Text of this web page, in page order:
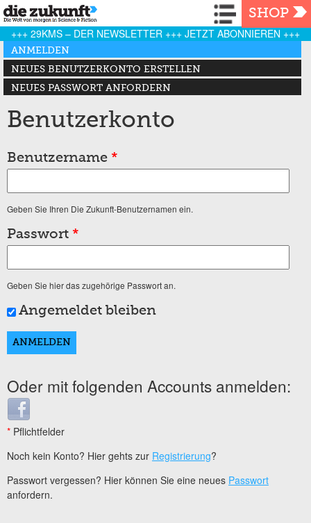
Navigation
SHOP
+++ 29KMS – DER NEWSLETTER +++ JETZT ABONNIEREN +++
Haupt-Reiter
ANMELDEN
(AKTIVER REITER)
NEUES BENUTZERKONTO ERSTELLEN
NEUES PASSWORT ANFORDERN
Benutzerkonto
Benutzername *
Geben Sie Ihren Die Zukunft-Benutzernamen ein.
Passwort *
Geben Sie hier das zugehörige Passwort an.
Angemeldet bleiben
Oder mit folgenden Accounts anmelden:
Login with Facebook
* Pflichtfelder
Noch kein Konto? Hier gehts zur Registrierung?
Passwort vergessen? Hier können Sie eine neues Passwort
anfordern.